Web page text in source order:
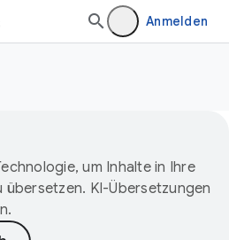
Anmelden
um Inhalte in Ihre
KI-Übersetzungen